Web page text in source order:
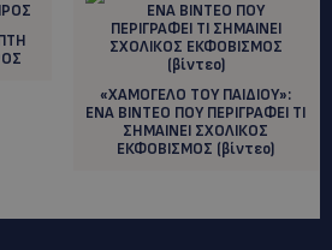
«ΧΑΜΟΓΕΛΟ ΤΟΥ ΠΑΙΔΙΟΥ»:
ΕΝΑ ΒΙΝΤΕΟ ΠΟΥ ΠΕΡΙΓΡΑΦΕΙ ΤΙ
ΣΗΜΑΙΝΕΙ ΣΧΟΛΙΚΟΣ
ΕΚΦΟΒΙΣΜΟΣ (βίντεο)